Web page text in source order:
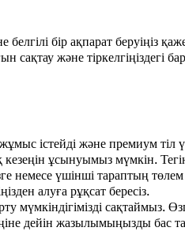
белгілі бір ақпарат беруіңіз
сақтау және тіркелгіңіздегі
істейді және премиум тіл
ұсынуымыз мүмкін.
немесе үшінші тараптың
алуға рұқсат бересіз.
мүмкіндігімізді сақтаймыз.
дейін жазылымыңызды бас